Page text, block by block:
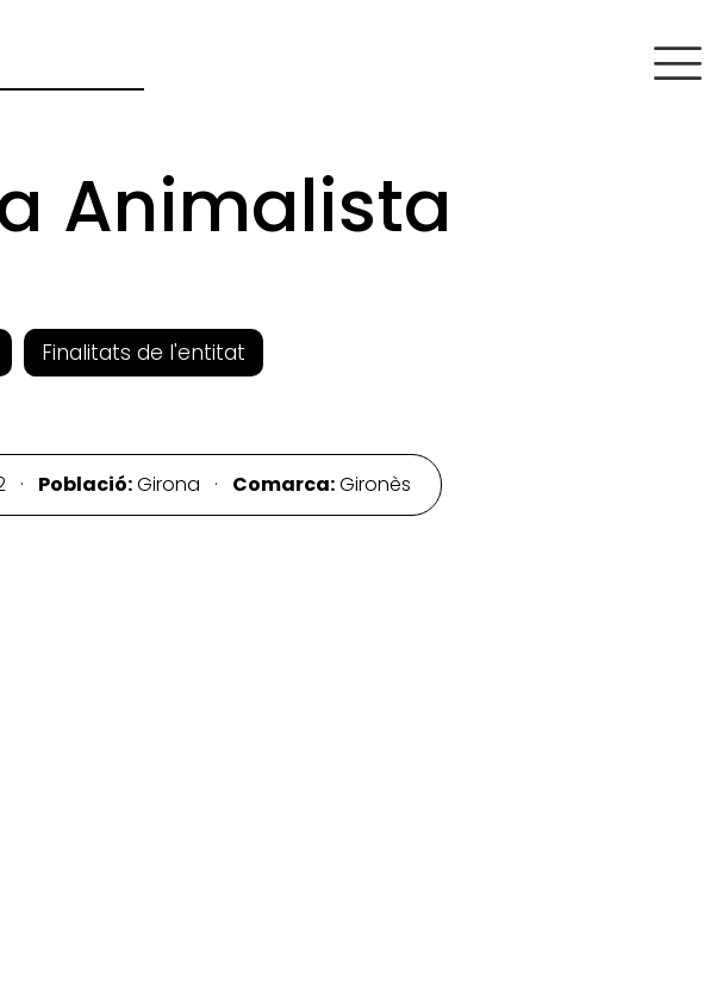
Animalista
Finalitats de l'entitat
· Població:Girona · Comarca:Gironès